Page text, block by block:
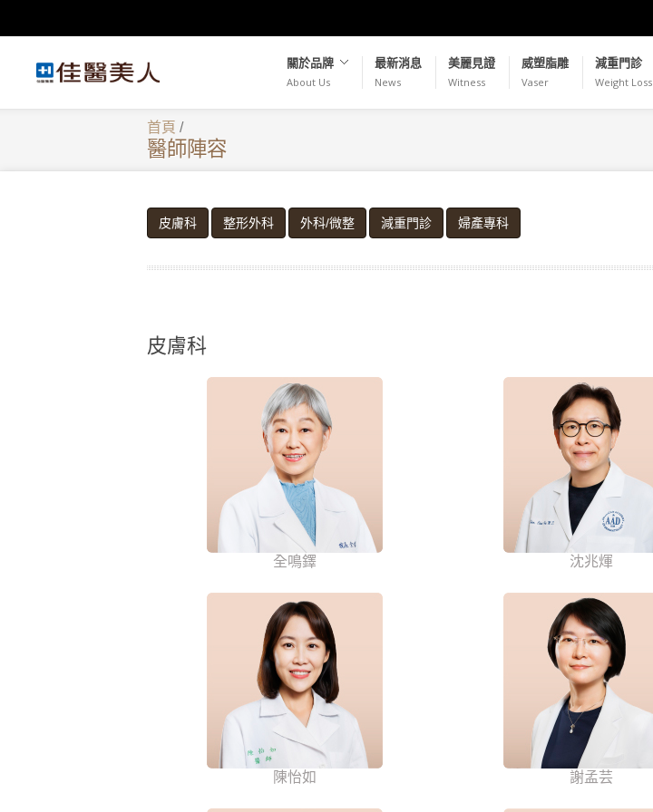
關於品牌
About Us
最新消息
News
美麗見證
Witness
威塑脂雕
Vaser
減重門診
Weight Loss
首頁 /
醫師陣容
皮膚科 整形外科 外科/微整 減重門診 婦產專科
皮膚科
全鳴鐸 沈兆煇
陳怡如 謝孟芸